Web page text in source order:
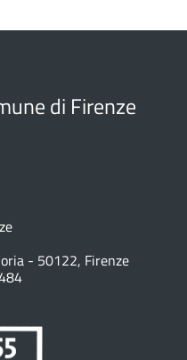
di Firenze
- 50122, Firenze